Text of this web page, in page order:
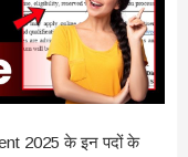
2025 के इन पदों के